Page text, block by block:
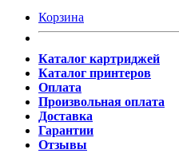
Корзина
Каталог картриджей
Каталог принтеров
Оплата
Произвольная оплата
Доставка
Гарантии
Отзывы